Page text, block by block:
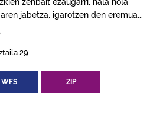
zenbait ezaugarri, hala nola
jabetza, igarotzen den eremua...
29
WFS ZIP